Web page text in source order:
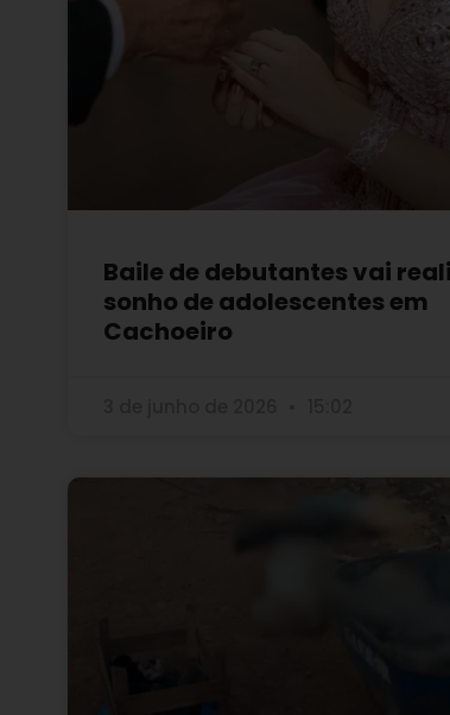
Baile de debutantes vai
sonho de adolescentes em
Cachoeiro